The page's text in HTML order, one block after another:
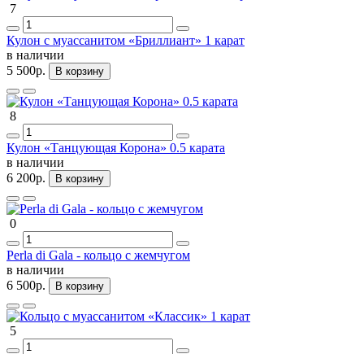
7
Кулон с муассанитом «Бриллиант» 1 карат
в наличии
5 500р.
В корзину
8
Кулон «Танцующая Корона» 0.5 карата
в наличии
6 200р.
В корзину
0
Perla di Gala - кольцо с жемчугом
в наличии
6 500р.
В корзину
5